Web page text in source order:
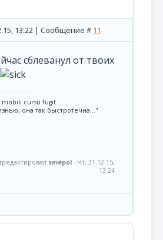
13:22 | Сообщение # 11
сблеванул от твоих
cursu fugit
она так быстротечна..."
smepol - Чт, 31.12.15,
13:24